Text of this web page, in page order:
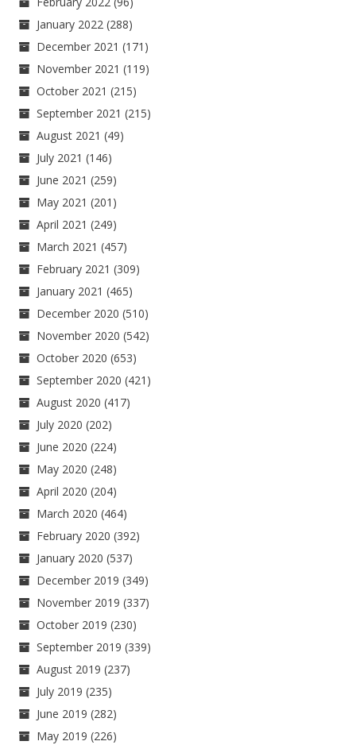
January 2022 (288)
December 2021 (171)
November 2021 (119)
October 2021 (215)
September 2021 (215)
August 2021 (49)
July 2021 (146)
June 2021 (259)
May 2021 (201)
April 2021 (249)
March 2021 (457)
February 2021 (309)
January 2021 (465)
December 2020 (510)
November 2020 (542)
October 2020 (653)
September 2020 (421)
August 2020 (417)
July 2020 (202)
June 2020 (224)
May 2020 (248)
April 2020 (204)
March 2020 (464)
February 2020 (392)
January 2020 (537)
December 2019 (349)
November 2019 (337)
October 2019 (230)
September 2019 (339)
August 2019 (237)
July 2019 (235)
June 2019 (282)
May 2019 (226)